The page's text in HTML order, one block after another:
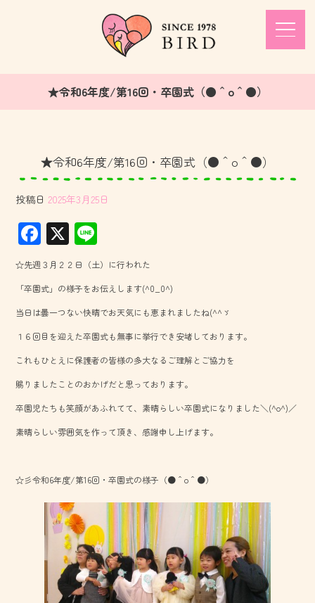
★令和6年度/第16回・卒園式（●＾o＾●）
★令和6年度/第16回・卒園式（●＾o＾●）
投稿日 2025年3月25日
F
ac
e
b
o
ok
X
ne
☆先週３月２２日（土）に行われた
「卒園式」の様子をお伝えします(^0_0^)
当日は曇一つない快晴でお天気にも恵まれましたね(^^ゞ
１６回目を迎えた卒園式も無事に挙行でき安堵しております。
これもひとえに保護者の皆様の多大なるご理解とご協力を
賜りましたことのおかげだと思っております。
卒園児たちも笑顔があふれてて、素晴らしい卒園式になりました＼(^o^)／
素晴らしい雰囲気を作って頂き、感謝申し上げます。
☆彡令和6年度/第16回・卒園式の様子（●＾o＾●）